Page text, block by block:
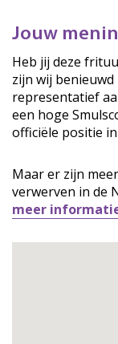
Jouw
Heb jij deze
zijn wij
representatief
een hoge
officiële positie
Maar er zijn
verwerven in de
meer